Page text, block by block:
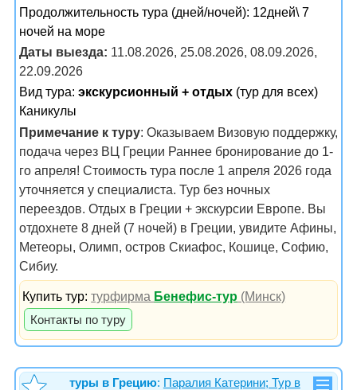
Продолжительность тура (дней/ночей): 12дней\ 7
ночей на море
Даты выезда: 11.08.2026, 25.08.2026, 08.09.2026,
22.09.2026
Вид тура: экскурсионный + отдых (тур для всех)
Каникулы
Примечание к туру: Оказываем Визовую поддержку,
подача через ВЦ Греции Раннее бронирование до 1-
го апреля! Стоимость тура после 1 апреля 2026 года
уточняется у специалиста. Тур без ночных
переездов. Отдых в Греции + экскурсии Европе. Вы
отдохнете 8 дней (7 ночей) в Греции, увидите Афины,
Метеоры, Олимп, остров Скиафос, Кошице, Софию,
Сибиу.
Купить тур:турфирма Бенефис-тур (Минск)
Контакты по туру
туры в Грецию: Паралия Катерини; Тур в